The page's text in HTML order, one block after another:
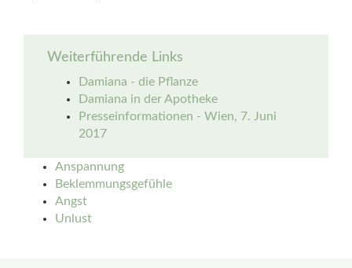
Weiterführende Links
Damiana - die Pflanze
Damiana in der Apotheke
Presseinformationen - Wien, 7. Juni
2017
Anspannung
Beklemmungsgefühle
Angst
Unlust